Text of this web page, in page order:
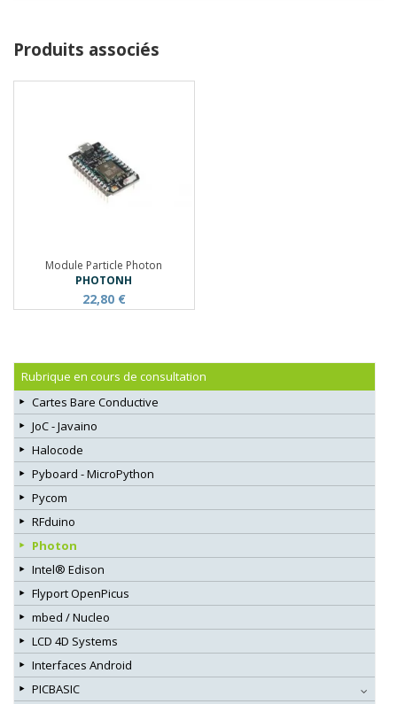
Produits associés
Module Particle Photon
PHOTONH
22,80 €
Rubrique en cours de consultation
Cartes Bare Conductive
JoC - Javaino
Halocode
Pyboard - MicroPython
Pycom
RFduino
Photon
Intel® Edison
Flyport OpenPicus
mbed / Nucleo
LCD 4D Systems
Interfaces Android
PICBASIC